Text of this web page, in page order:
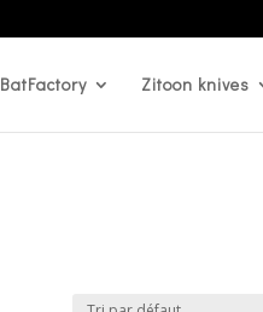
BatFactory Zitoon knives